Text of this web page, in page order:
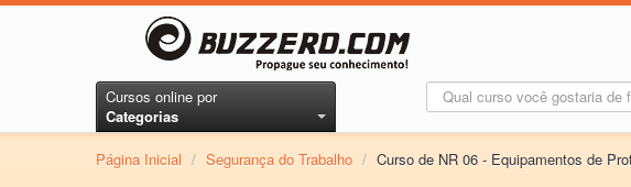
Cursos online por
Categorias
Página Inicial / Segurança do Trabalho / Curso de NR 06 - Equipamentos de